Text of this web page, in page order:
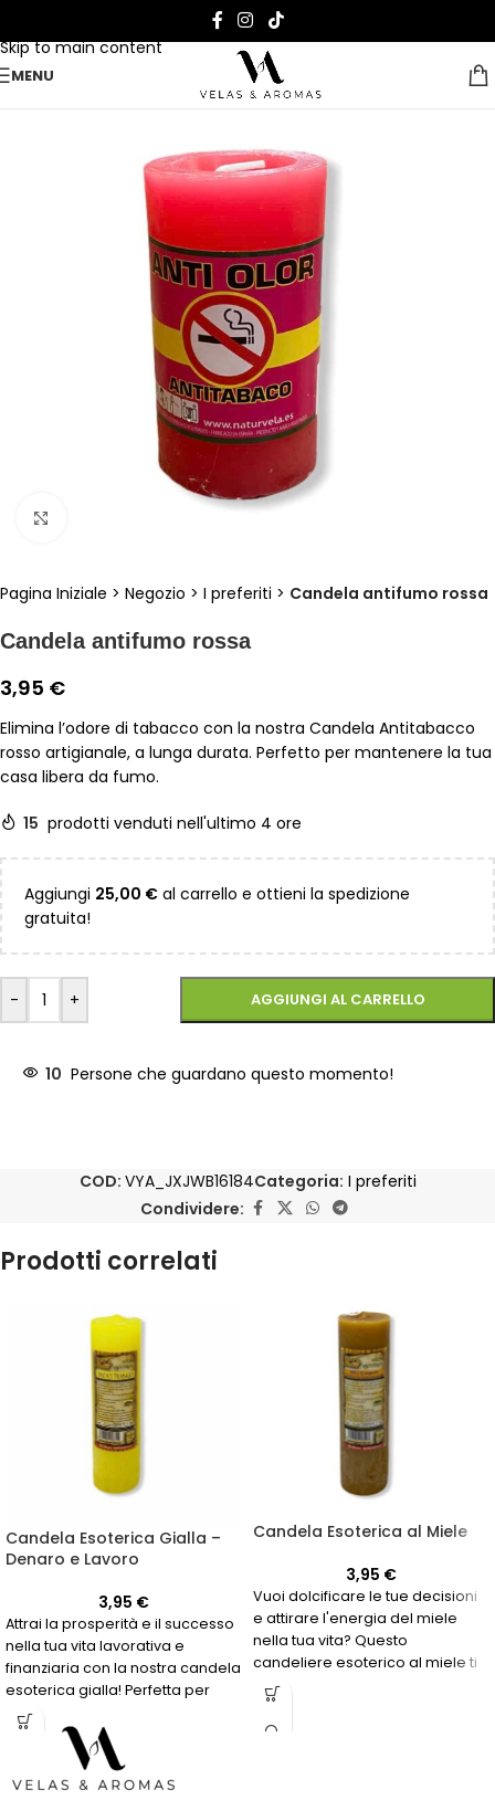
Skip to main content
MENU
Pagina Iniziale > Negozio > I preferiti > Candela antifumo rossa
Candela antifumo rossa
3,95 €
Elimina l’odore di tabacco con la nostra Candela Antitabacco
rosso artigianale, a lunga durata. Perfetto per mantenere la tua
casa libera da fumo.
15 prodotti venduti nell'ultimo 4 ore
Aggiungi 25,00 € al carrello e ottieni la spedizione
gratuita!
- + AGGIUNGI AL CARRELLO
10 Persone che guardano questo momento!
COD: VYA_JXJWB16184Categoria: I preferiti
Condividere:
Prodotti correlati
Candela Esoterica Gialla –
Denaro e Lavoro
3,95 €
Attrai la prosperità e il successo
nella tua vita lavorativa e
finanziaria con la nostra candela
esoterica gialla! Perfetta per
coloro che cercano energie
positive per il denaro e il lavoro.
Candela Esoterica al Miele
3,95 €
Vuoi dolcificare le tue decisioni
e attirare l'energia del miele
nella tua vita? Questo
candeliere esoterico al miele ti
aiuterà a farlo.